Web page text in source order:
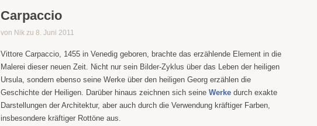
Carpaccio
von Nik zu 8. Juni 2011
Vittore Carpaccio, 1455 in Venedig geboren, brachte das erzählende Element in die
Malerei dieser neuen Zeit. Nicht nur sein Bilder-Zyklus über das Leben der heiligen
Ursula, sondern ebenso seine Werke über den heiligen Georg erzählen die
Geschichte der Heiligen. Darüber hinaus zeichnen sich seine Werke durch exakte
Darstellungen der Architektur, aber auch durch die Verwendung kräftiger Farben,
insbesondere kräftiger Rottöne aus.